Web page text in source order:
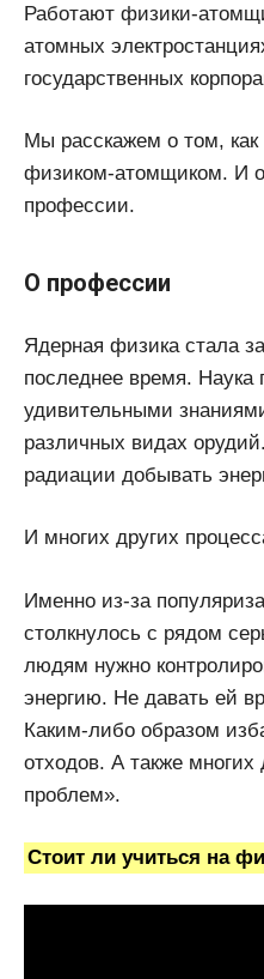
Работают физики-
атомных
государственных
Мы расскажем о том, как
физиком-атомщиком. И
профессии.
О профессии
Ядерная физика стала
последнее время.
удивительными
различных видах
радиации добывать
И многих других
Именно из-за
столкнулось с рядом
людям нужно
энергию. Не давать ей
Каким-либо образом
отходов. А также многих
проблем».
Стоит ли учиться на